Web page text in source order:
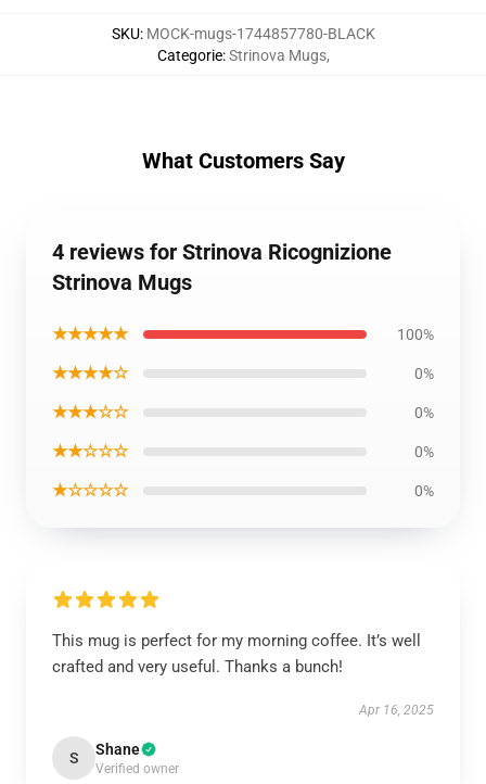
SKU: MOCK-mugs-1744857780-BLACK
Categorie:Strinova Mugs,
What Customers Say
4 reviews for Strinova Ricognizione
Strinova Mugs
★★★★★ 100%
★★★★☆ 0%
★★★☆☆ 0%
★★☆☆☆ 0%
★☆☆☆☆ 0%
This mug is perfect for my morning coffee. It’s well
crafted and very useful. Thanks a bunch!
Apr 16, 2025
S Shane
Verified owner